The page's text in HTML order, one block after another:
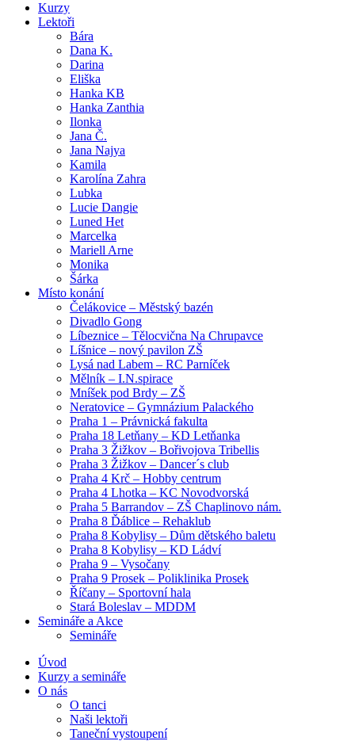
Kurzy
Lektoři
Bára
Dana K.
Darina
Eliška
Hanka KB
Hanka Zanthia
Ilonka
Jana Č.
Jana Najya
Kamila
Karolína Zahra
Lubka
Lucie Dangie
Luned Het
Marcelka
Mariell Arne
Monika
Šárka
Místo konání
Čelákovice – Městský bazén
Divadlo Gong
Líbeznice – Tělocvična Na Chrupavce
Líšnice – nový pavilon ZŠ
Lysá nad Labem – RC Parníček
Mělník – I.N.spirace
Mníšek pod Brdy – ZŠ
Neratovice – Gymnázium Palackého
Praha 1 – Právnická fakulta
Praha 18 Letňany – KD Letňanka
Praha 3 Žižkov – Bořivojova Tribellis
Praha 3 Žižkov – Dancer´s club
Praha 4 Krč – Hobby centrum
Praha 4 Lhotka – KC Novodvorská
Praha 5 Barrandov – ZŠ Chaplinovo nám.
Praha 8 Ďáblice – Rehaklub
Praha 8 Kobylisy – Dům dětského baletu
Praha 8 Kobylisy – KD Ládví
Praha 9 – Vysočany
Praha 9 Prosek – Poliklinika Prosek
Říčany – Sportovní hala
Stará Boleslav – MDDM
Semináře a Akce
Semináře
Úvod
Kurzy a semináře
O nás
O tanci
Naši lektoři
Taneční vystoupení